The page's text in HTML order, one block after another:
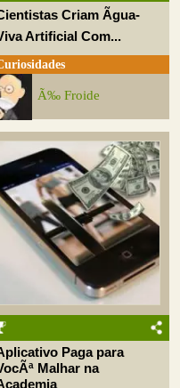
Criam Ãgua-
Artificial Com...
Ã‰ Froide
Paga para
Malhar na